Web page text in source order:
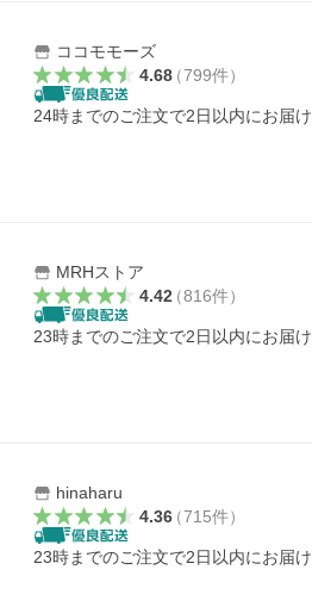
ココモモーズ
4.68（799件）
24時までのご注文で2日以内にお届け
MRHストア
4.42（816件）
23時までのご注文で2日以内にお届け
hinaharu
4.36（715件）
23時までのご注文で2日以内にお届け